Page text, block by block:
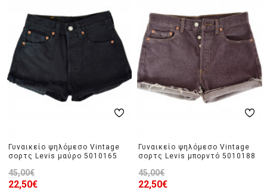
Γυναικείο ψηλόμεσο Vintage
σορτς Levis μαύρο 5010165
22,50€
45,00€
Γυναικείο ψηλόμεσο Vintage
σορτς Levis μπορντό 5010188
22,50€
45,00€